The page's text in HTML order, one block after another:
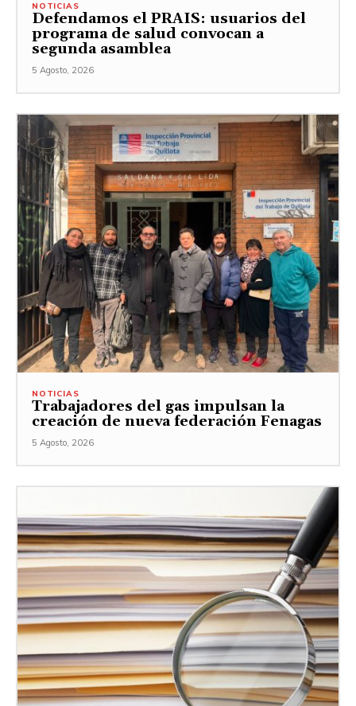
NOTICIAS
Defendamos el PRAIS: usuarios del
programa de salud convocan a
segunda asamblea
5 Agosto, 2026
NOTICIAS
Trabajadores del gas impulsan la
creación de nueva federación Fenagas
5 Agosto, 2026